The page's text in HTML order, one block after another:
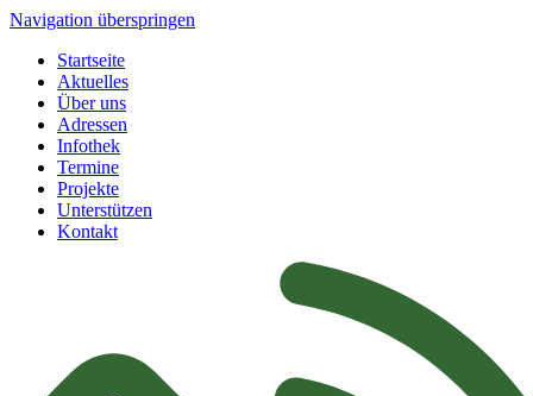
Navigation überspringen
Startseite
Aktuelles
Über uns
Adressen
Infothek
Termine
Projekte
Unterstützen
Kontakt